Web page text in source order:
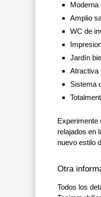
Moderna
Amplio
WC de
Jardín
Atractiva
Sistema
Experimente
relajados en
nuevo estilo
Otra
Todos los